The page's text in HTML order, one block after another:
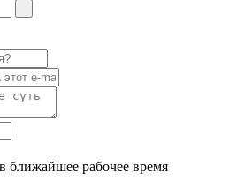
ближайшее рабочее время